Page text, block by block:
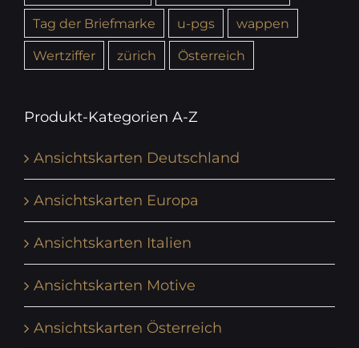
Tag der Briefmarke
u-pgs
wappen
Wertziffer
zürich Österreich
Produkt-Kategorien A-Z
Ansichtskarten Deutschland
Ansichtskarten Europa
Ansichtskarten Italien
Ansichtskarten Motive
Ansichtskarten Österreich